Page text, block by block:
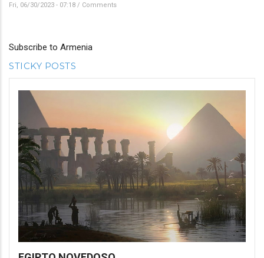
Fri, 06/30/2023 - 07:18 / Comments
Subscribe to Armenia
STICKY POSTS